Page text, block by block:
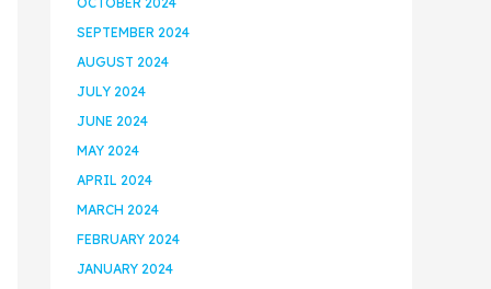
SEPTEMBER 2024
AUGUST 2024
JULY 2024
JUNE 2024
MAY 2024
APRIL 2024
MARCH 2024
FEBRUARY 2024
JANUARY 2024